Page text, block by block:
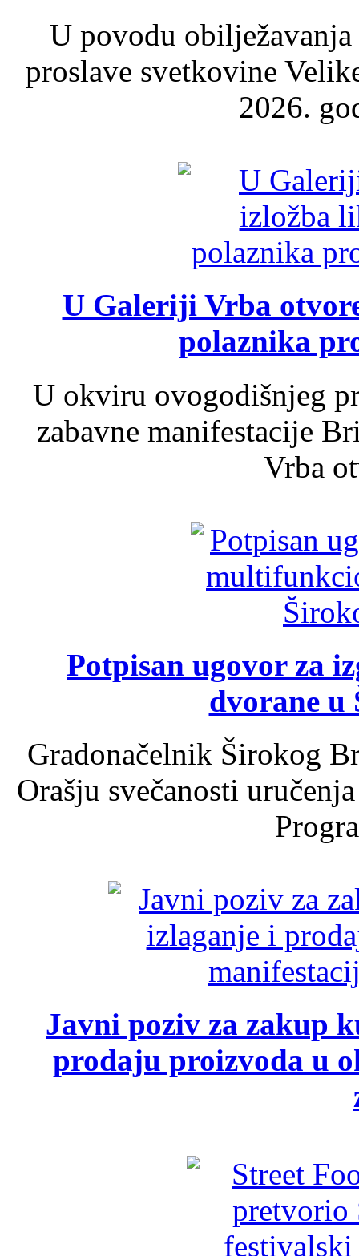
U povodu
proslave svetkovine
2026.
U Galeriji Vrba
polaznika
U okviru ovogodišnjeg
zabavne manifestacije
Vrba
Potpisan ugovor za
dvorane u
Gradonačelnik Širokog
Orašju svečanosti
Javni poziv za zakup
prodaju proizvoda u